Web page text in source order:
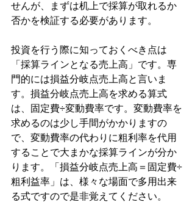
せんが、まずは机上で採算が取れるか
否かを検証する必要があります。
投資を行う際に知っておくべき点は
「採算ラインとなる売上高」です。専
門的には損益分岐点売上高と言いま
す。損益分岐点売上高を求める算式
は、固定費÷変動費率です。変動費率を
求めるのは少し手間がかかりますの
で、変動費率の代わりに粗利率を代用
することで大まかな採算ラインが分か
ります。「損益分岐点売上高＝固定費÷
粗利益率」は、様々な場面で多用出来
る式ですので是非覚えてください。